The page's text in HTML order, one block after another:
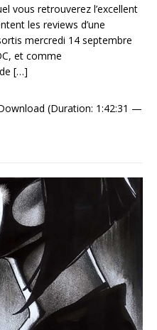
vous retrouverez l’excellent
les reviews d’une
mercredi 14 septembre
et comme
[…]
(Duration: 1:42:31 —